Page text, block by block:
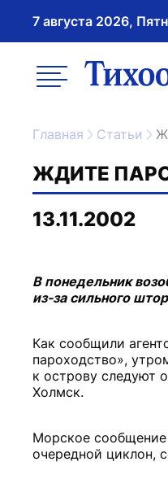
7 августа 2026,
меню
Главная Статьи
ЖДИТЕ
13.11.2002
В понедельник
из-за сильного
Как сообщили
пароходство»,
к острову следуют
Холмск.
Морское
очередной циклон,